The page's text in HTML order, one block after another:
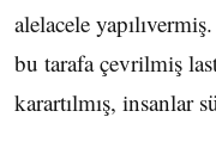
alelacele
bu tarafa çevrilmiş
karartılmış, insanlar